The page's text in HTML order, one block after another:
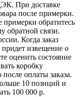
При доставке
после примерки.
примерки обратитесь
обратной связи.
Когда заказ
придет извещение о
оценить состояние
коробку
оплаты заказа.
10 позиций и
100 000 р.